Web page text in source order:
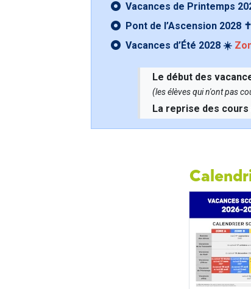
Vacances de Printemps
Pont de l’Ascension 2028 ✝️
Vacances d’Été 2028 ☀️
Le début des
(les élèves qui n'ont pas
La reprise des cours